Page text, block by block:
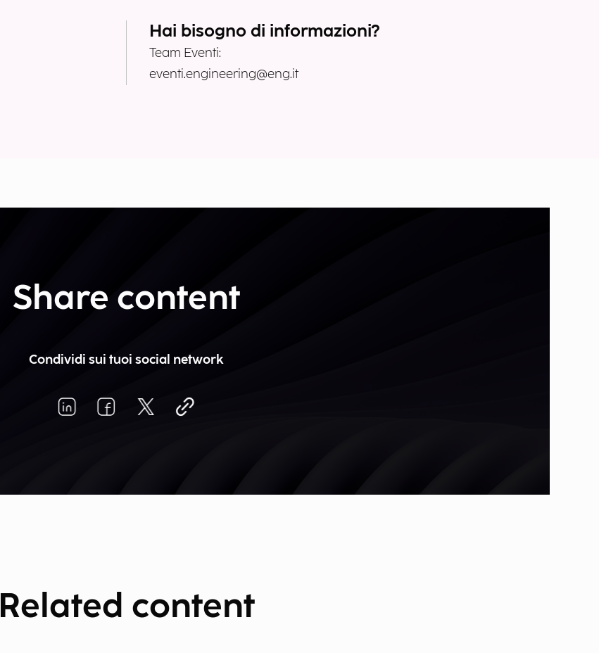
Hai bisogno di informazioni?
Team Eventi:
eventi.engineering@eng.it
Share content
Condividi sui tuoi social network
Related content